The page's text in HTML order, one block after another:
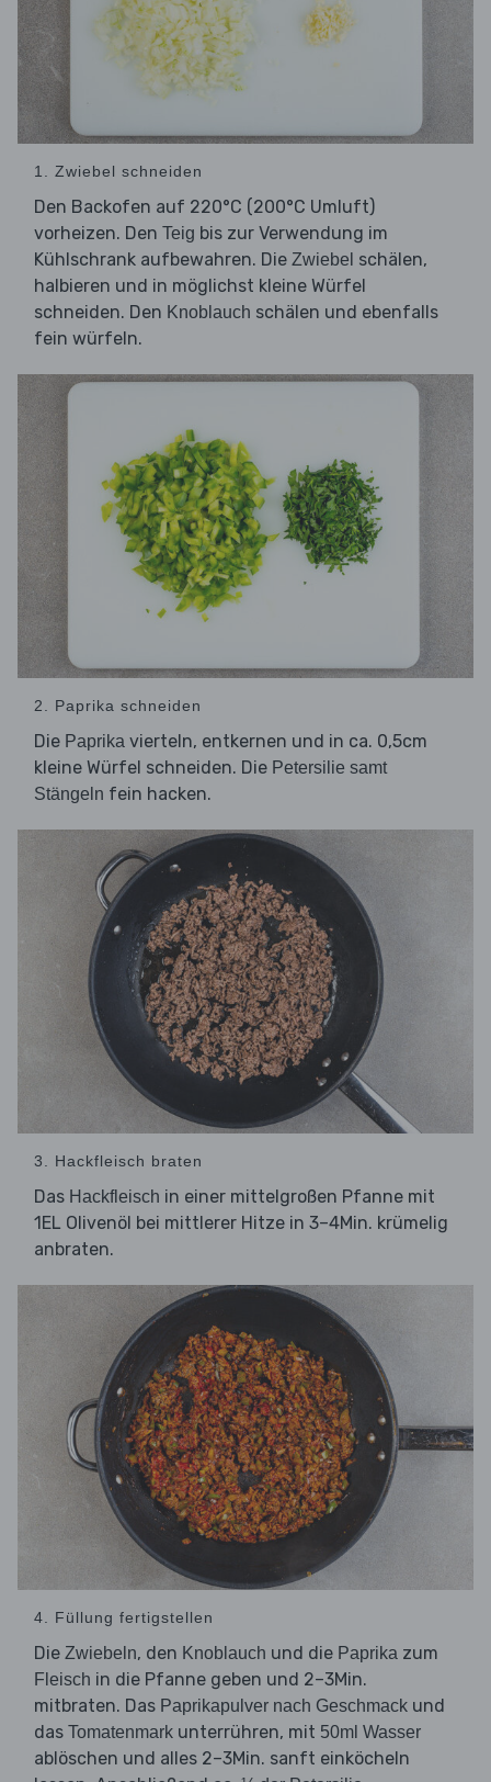
1. Zwiebel schneiden
Den Backofen auf 220°C (200°C Umluft)
vorheizen. Den Teig bis zur Verwendung im
Kühlschrank aufbewahren. Die Zwiebel schälen,
halbieren und in möglichst kleine Würfel
schneiden. Den Knoblauch schälen und ebenfalls
fein würfeln.
2. Paprika schneiden
Die Paprika vierteln, entkernen und in ca. 0,5cm
kleine Würfel schneiden. Die Petersilie samt
Stängeln fein hacken.
3. Hackfleisch braten
Das Hackfleisch in einer mittelgroßen Pfanne mit
1EL Olivenöl bei mittlerer Hitze in 3–4Min. krümelig
anbraten.
4. Füllung fertigstellen
Die Zwiebeln, den Knoblauch und die Paprika zum
Fleisch in die Pfanne geben und 2–3Min.
mitbraten. Das Paprikapulver nach Geschmack und
das Tomatenmark unterrühren, mit 50ml Wasser
ablöschen und alles 2–3Min. sanft einköcheln